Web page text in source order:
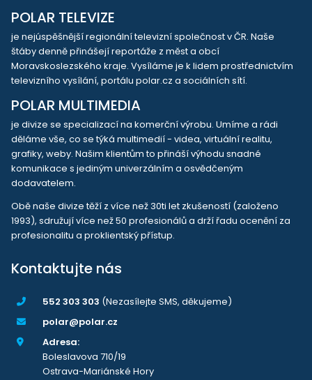
POLAR TELEVIZE
je nejúspěšnější regionální televizní společnost v ČR. Naše
štáby denně přinášejí reportáže z měst a obcí
Moravskoslezského kraje. Vysíláme je k lidem prostřednictvím
televizního vysílání, portálu polar.cz a sociálních sítí.
POLAR MULTIMEDIA
je divize se specializací na komerční výrobu. Umíme a rádi
děláme vše, co se týká multimedií - videa, virtuální realitu,
grafiky, weby. Našim klientům to přináší výhodu snadné
komunikace s jediným univerzálním a osvědčeným
dodavatelem.
Obě naše divize těží z více než 30ti let zkušeností (založeno
1993), sdružují více než 50 profesionálů a drží řadu ocenění za
profesionalitu a proklientský přístup.
Kontaktujte nás
552 303 303 (Nezasílejte SMS, děkujeme)
polar@polar.cz
Adresa:
Boleslavova 710/19
Ostrava-Mariánské Hory